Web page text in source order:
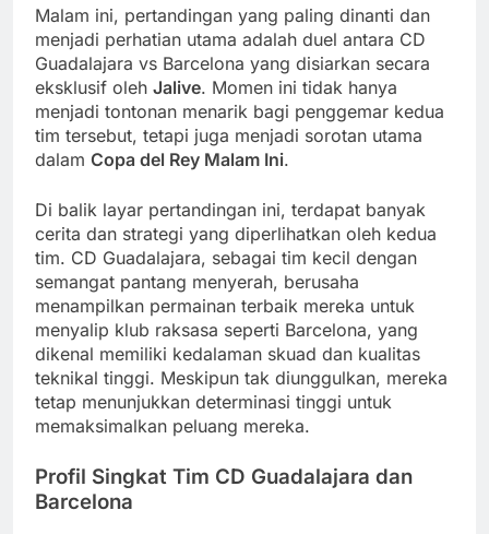
Malam ini, pertandingan yang paling dinanti dan
menjadi perhatian utama adalah duel antara CD
Guadalajara vs Barcelona yang disiarkan secara
eksklusif oleh Jalive. Momen ini tidak hanya
menjadi tontonan menarik bagi penggemar kedua
tim tersebut, tetapi juga menjadi sorotan utama
dalam Copa del Rey Malam Ini.
Di balik layar pertandingan ini, terdapat banyak
cerita dan strategi yang diperlihatkan oleh kedua
tim. CD Guadalajara, sebagai tim kecil dengan
semangat pantang menyerah, berusaha
menampilkan permainan terbaik mereka untuk
menyalip klub raksasa seperti Barcelona, yang
dikenal memiliki kedalaman skuad dan kualitas
teknikal tinggi. Meskipun tak diunggulkan, mereka
tetap menunjukkan determinasi tinggi untuk
memaksimalkan peluang mereka.
Profil Singkat Tim CD Guadalajara dan
Barcelona